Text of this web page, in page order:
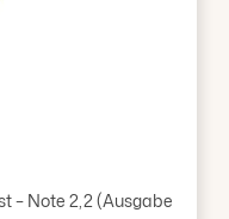
von 4.8 von 5
– Note 2,2 (Ausgabe